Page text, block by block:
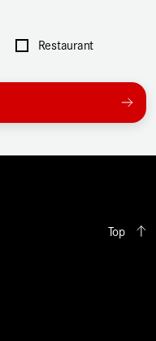
Restaurant
Top